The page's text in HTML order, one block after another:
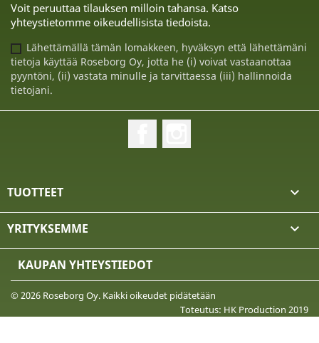
Voit peruuttaa tilauksen milloin tahansa. Katso
yhteystietomme oikeudellisista tiedoista.
Lähettämällä tämän lomakkeen, hyväksyn että lähettämäni
tietoja käyttää Roseborg Oy, jotta he (i) voivat vastaanottaa
pyyntöni, (ii) vastata minulle ja tarvittaessa (iii) hallinnoida
tietojani.
TUOTTEET 
YRITYKSEMME 
KAUPAN YHTEYSTIEDOT
© 2026 Roseborg Oy. Kaikki oikeudet pidätetään
Toteutus: HK Production 2019